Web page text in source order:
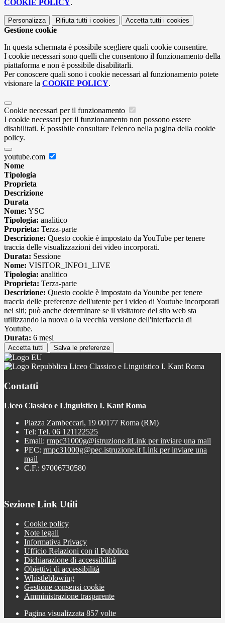
COOKIE POLICY.
Personalizza Rifiuta tutti i cookies Accetta tutti i cookies
Gestione cookie
In questa schermata è possibile scegliere quali cookie consentire.
I cookie necessari sono quelli che consentono il funzionamento della
piattaforma e non è possibile disabilitarli.
Per conoscere quali sono i cookie necessari al funzionamento potete
visionare la COOKIE POLICY.
Cookie necessari per il funzionamento
I cookie necessari per il funzionamento non possono essere
disabilitati. È possibile consultare l'elenco nella pagina della cookie
policy.
youtube.com
Nome
Tipologia
Proprieta
Descrizione
Durata
Nome: YSC
Tipologia: analitico
Proprieta: Terza-parte
Descrizione: Questo cookie è impostato da YouTube per tenere
traccia delle visualizzazioni dei video incorporati.
Durata: Sessione
Nome: VISITOR_INFO1_LIVE
Tipologia: analitico
Proprieta: Terza-parte
Descrizione: Questo cookie è impostato da Youtube per tenere
traccia delle preferenze dell'utente per i video di Youtube incorporati
nei siti; può anche determinare se il visitatore del sito web sta
utilizzando la nuova o la vecchia versione dell'interfaccia di
Youtube.
Durata: 6 mesi
Accetta tutti Salva le preferenze
Liceo Classico e Linguistico I. Kant Roma
Contatti
Liceo Classico e Linguistico I. Kant Roma
Piazza Zambeccari, 19 00177 Roma (RM)
Tel: Tel. 06 121122525
Email: rmpc31000g@istruzione.itLink per inviare una mail
PEC: rmpc31000g@pec.istruzione.it Link per inviare una
mail
C.F.: 97006730580
Sezione Link Utili
Cookie policy
Note legali
Informativa Privacy
Ufficio Relazioni con il Pubblico
Dichiarazione di accessibilità
Obiettivi di accessibilità
Whistleblowing
Gestione consensi cookie
Amministrazione trasparente
Pagina visualizzata 857 volte